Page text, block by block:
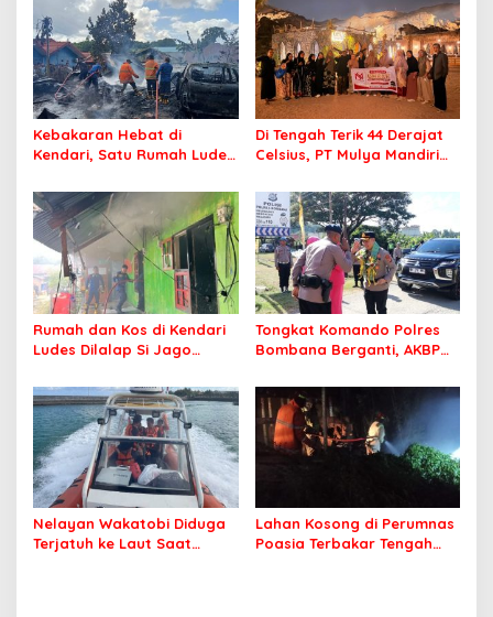
Kebakaran Hebat di
Kendari, Satu Rumah Ludes
Di Tengah Terik 44 Derajat
Celsius, PT Mulya Mandiri
Jamaah Tetap Sehat dan
Nyaman Beribadah
Rumah dan Kos di Kendari
Ludes Dilalap Si Jago
Tongkat Komando Polres
Bombana Berganti, AKBP
Kepolisian Bombana
Nelayan Wakatobi Diduga
Terjatuh ke Laut Saat
Lahan Kosong di Perumnas
Poasia Terbakar Tengah